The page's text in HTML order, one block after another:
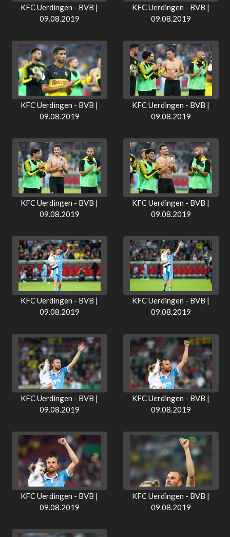
KFC Uerdingen - BVB |
09.08.2019
KFC Uerdingen - BVB |
09.08.2019
KFC Uerdingen - BVB |
09.08.2019
KFC Uerdingen - BVB |
09.08.2019
KFC Uerdingen - BVB |
09.08.2019
KFC Uerdingen - BVB |
09.08.2019
KFC Uerdingen - BVB |
09.08.2019
KFC Uerdingen - BVB |
09.08.2019
KFC Uerdingen - BVB |
09.08.2019
KFC Uerdingen - BVB |
09.08.2019
KFC Uerdingen - BVB |
09.08.2019
KFC Uerdingen - BVB |
09.08.2019